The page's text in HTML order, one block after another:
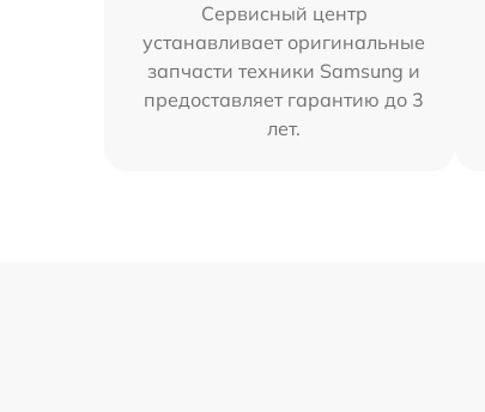
Сервисный центр
устанавливает оригинальные
запчасти техники Samsung и
предоставляет гарантию до 3
лет.